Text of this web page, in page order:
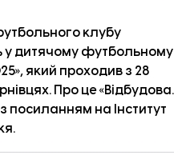
клубу
у дитячому футбольному
який проходив з 28
Про це «Відбудова.
посиланням на Інститут